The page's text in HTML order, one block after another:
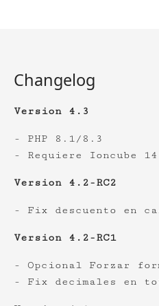
Changelog
Version 4.3
- PHP 8.1/8.3
- Requiere Ioncube 14
Version 4.2-RC2
- Fix descuento en
Version 4.2-RC1
- Opcional Forzar
- Fix decimales en